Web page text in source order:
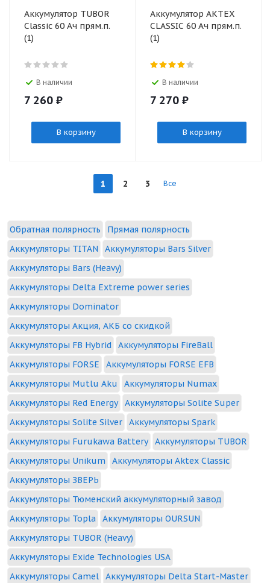
Аккумулятор TUBOR
Classic 60 Ач прям.п.
(1)
В наличии
7 260 ₽
В корзину
Аккумулятор АКТЕХ
CLASSIC 60 Ач прям.п.
(1)
В наличии
7 270 ₽
В корзину
1 2 3 Все
Обратная полярность
Прямая полярность
Аккумуляторы TITAN
Аккумуляторы Bars Silver
Аккумуляторы Bars (Heavy)
Аккумуляторы Delta Extreme power series
Аккумуляторы Dominator
Аккумуляторы Акция, АКБ со скидкой
Аккумуляторы FB Hybrid
Аккумуляторы FireBall
Аккумуляторы FORSE
Аккумуляторы FORSE EFB
Аккумуляторы Mutlu Aku
Аккумуляторы Numax
Аккумуляторы Red Energy
Аккумуляторы Solite Super
Аккумуляторы Solite Silver
Аккумуляторы Spark
Аккумуляторы Furukawa Battery
Аккумуляторы TUBOR
Аккумуляторы Unikum
Аккумуляторы Aktex Classic
Аккумуляторы ЗВЕРЬ
Аккумуляторы Тюменский аккумуляторный завод
Аккумуляторы Topla
Аккумуляторы OURSUN
Аккумуляторы TUBOR (Heavy)
Аккумуляторы Exide Technologies USA
Аккумуляторы Camel
Аккумуляторы Delta Start-Master